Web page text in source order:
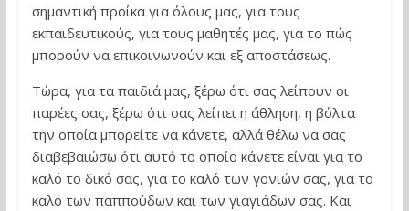
σημαντική προίκα για όλους μας, για τους
εκπαιδευτικούς, για τους μαθητές μας, για το πώς
μπορούν να επικοινωνούν και εξ αποστάσεως.
Τώρα, για τα παιδιά μας, ξέρω ότι σας λείπουν οι
παρέες σας, ξέρω ότι σας λείπει η άθληση, η βόλτα
την οποία μπορείτε να κάνετε, αλλά θέλω να σας
διαβεβαιώσω ότι αυτό το οποίο κάνετε είναι για το
καλό το δικό σας, για το καλό των γονιών σας, για το
καλό των παππούδων και των γιαγιάδων σας. Και